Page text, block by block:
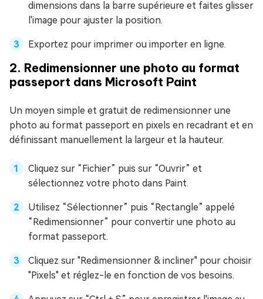
dimensions dans la barre supérieure et faites glisser
l'image pour ajuster la position.
Exportez pour imprimer ou importer en ligne.
2. Redimensionner une photo au format
passeport dans Microsoft Paint
Un moyen simple et gratuit de redimensionner une
photo au format passeport en pixels en recadrant et en
définissant manuellement la largeur et la hauteur.
Cliquez sur “Fichier” puis sur “Ouvrir” et
sélectionnez votre photo dans Paint.
Utilisez “Sélectionner” puis “Rectangle” appelé
“Redimensionner” pour convertir une photo au
format passeport.
Cliquez sur "Redimensionner & incliner" pour choisir
"Pixels" et réglez-le en fonction de vos besoins.